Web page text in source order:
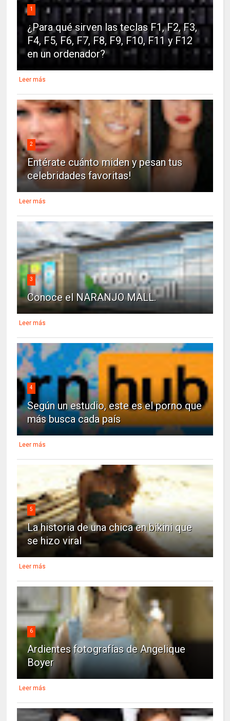
1
¿Para qué sirven las teclas F1, F2, F3,
F4, F5, F6, F7, F8, F9, F10, F11 y F12
en un ordenador?
Leer más
2
Entérate cuánto miden y pesan tus
celebridades favoritas!
Leer más
3
Conoce el NARANJO MALL.
Leer más
4
Según un estudio, este es el porno que
más busca cada país
Leer más
5
La historia de una chica en bikini que
se hizo viral
Leer más
6
Ardientes fotografías de Angelique
Boyer
Leer más